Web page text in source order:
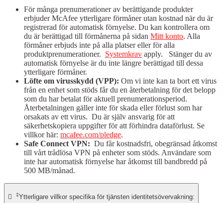
För många prenumerationer av berättigande produkter
erbjuder McAfee ytterligare förmåner utan kostnad när du är
registrerad för automatisk förnyelse. Du kan kontrollera om
du är berättigad till förmånerna på sidan Mitt konto. Alla
förmåner erbjuds inte på alla platser eller för alla
produktprenumerationer. Systemkrav apply. Stänger du av
automatisk förnyelse är du inte längre berättigad till dessa
ytterligare förmåner.
Löfte om virusskydd (VPP): Om vi inte kan ta bort ett virus
från en enhet som stöds får du en återbetalning för det belopp
som du har betalat för aktuell prenumerationsperiod.
Återbetalningen gäller inte för skada eller förlust som har
orsakats av ett virus. Du är själv ansvarig för att
säkerhetskopiera uppgifter för att förhindra dataförlust. Se
villkor här: mcafee.com/pledge.
Safe Connect VPN: Du får kostnadsfri, obegränsad åtkomst
till vårt trådlösa VPN på enheter som stöds. Användare som
inte har automatisk förnyelse har åtkomst till bandbredd på
500 MB/månad.
 ‡Ytterligare villkor specifika för tjänsten identitetsövervakning: